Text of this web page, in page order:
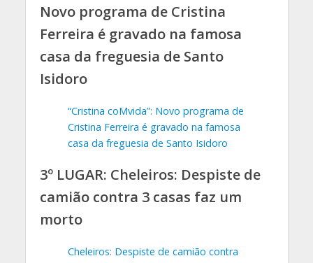
Novo programa de Cristina
Ferreira é gravado na famosa
casa da freguesia de Santo
Isidoro
“Cristina coMvida”: Novo programa de
Cristina Ferreira é gravado na famosa
casa da freguesia de Santo Isidoro
3º LUGAR: Cheleiros: Despiste de
camião contra 3 casas faz um
morto
Cheleiros: Despiste de camião contra